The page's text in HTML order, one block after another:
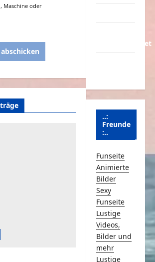
Maschine oder
Schmunzeln.net
..:
Freunde
:..
Funseite
Animierte
Bilder
Sexy
Funseite
Lustige
Videos,
Bilder und
mehr
Lustige